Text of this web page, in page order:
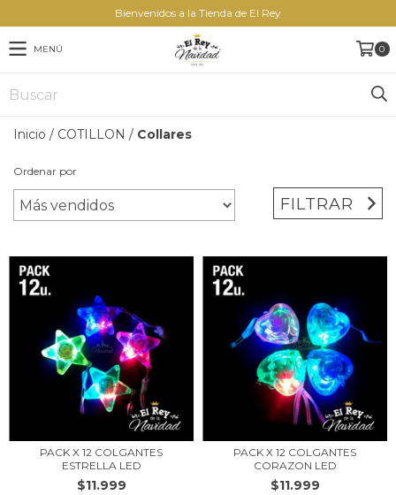
Bienvenidos a la Tienda de El Rey
MENÚ 0
Inicio / COTILLON / Collares
Ordenar por
FILTRAR
PACK X 12 COLGANTES
ESTRELLA LED
$11.999
PACK X 12 COLGANTES
CORAZON LED
$11.999